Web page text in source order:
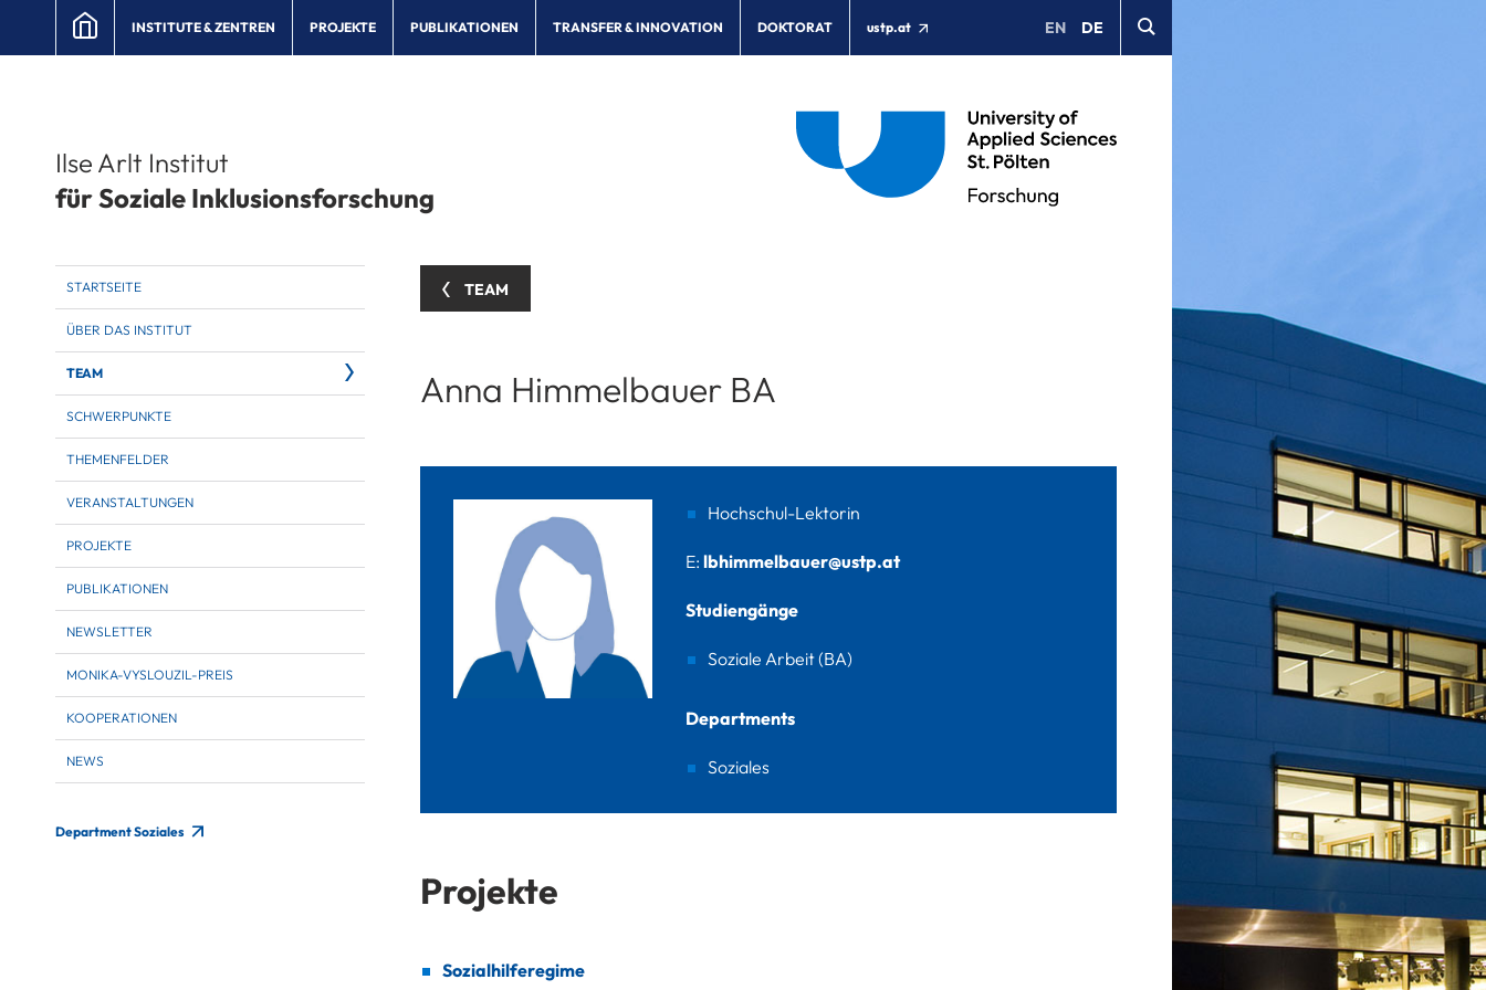
INSTITUTE & ZENTREN PROJEKTE PUBLIKATIONEN TRANSFER & INNOVATION DOKTORAT ustp.at EN DE
Ilse Arlt Institut
für Soziale Inklusionsforschung
STARTSEITE
ÜBER DAS INSTITUT
TEAM
SCHWERPUNKTE
THEMENFELDER
VERANSTALTUNGEN
PROJEKTE
PUBLIKATIONEN
NEWSLETTER
MONIKA-VYSLOUZIL-PREIS
KOOPERATIONEN
NEWS
Department Soziales
TEAM
Anna Himmelbauer BA
Hochschul-Lektorin
E: lbhimmelbauer@ustp.at
Studiengänge
Soziale Arbeit (BA)
Departments
Soziales
Projekte
Sozialhilferegime